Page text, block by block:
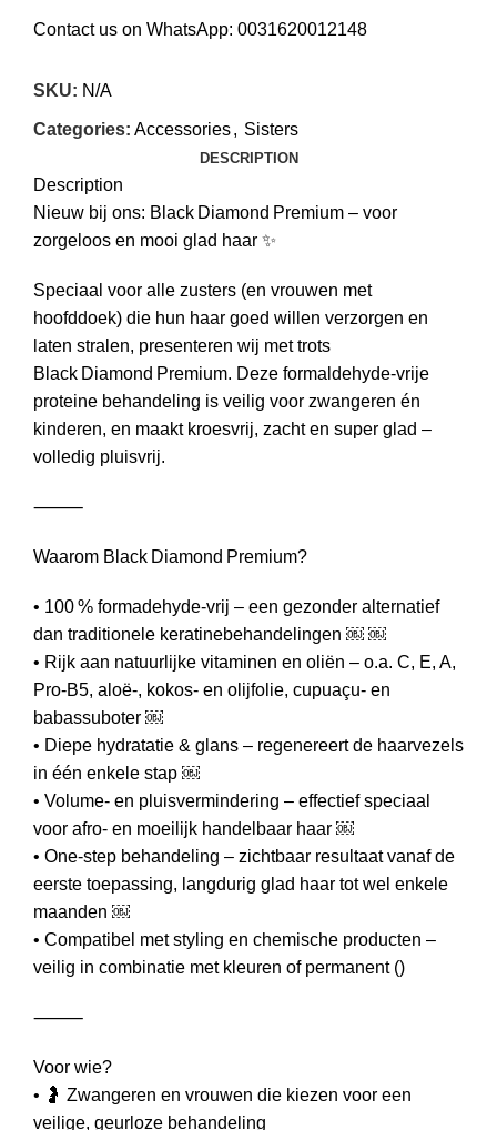
Contact us on WhatsApp: 0031620012148
SKU: N/A
Categories: Accessories, Sisters
DESCRIPTION
Description
Nieuw bij ons: Black Diamond Premium – voor
zorgeloos en mooi glad haar ✨
Speciaal voor alle zusters (en vrouwen met
hoofddoek) die hun haar goed willen verzorgen en
laten stralen, presenteren wij met trots
Black Diamond Premium. Deze formaldehyde‑vrije
proteine behandeling is veilig voor zwangeren én
kinderen, en maakt kroesvrij, zacht en super glad –
volledig pluisvrij.
⸻
Waarom Black Diamond Premium?
• 100 % formadehyde‑vrij – een gezonder alternatief
dan traditionele keratinebehandelingen ￼ ￼
• Rijk aan natuurlijke vitaminen en oliën – o.a. C, E, A,
Pro‑B5, aloë‑, kokos‑ en olijfolie, cupuaçu‑ en
babassuboter ￼
• Diepe hydratatie & glans – regenereert de haarvezels
in één enkele stap ￼
• Volume‑ en pluisvermindering – effectief speciaal
voor afro‑ en moeilijk handelbaar haar ￼
• One‑step behandeling – zichtbaar resultaat vanaf de
eerste toepassing, langdurig glad haar tot wel enkele
maanden ￼
• Compatibel met styling en chemische producten –
veilig in combinatie met kleuren of permanent ()
⸻
Voor wie?
• 🤰 Zwangeren en vrouwen die kiezen voor een
veilige, geurloze behandeling